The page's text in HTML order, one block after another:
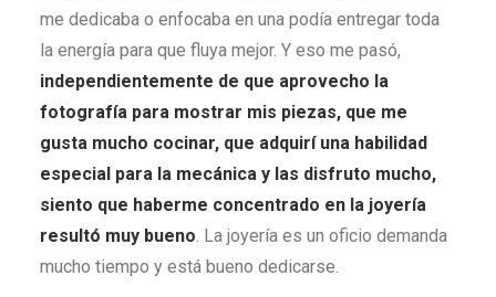
me dedicaba o enfocaba en una podía entregar toda
la energía para que fluya mejor. Y eso me pasó,
independientemente de que aprovecho la
fotografía para mostrar mis piezas, que me
gusta mucho cocinar, que adquirí una habilidad
especial para la mecánica y las disfruto mucho,
siento que haberme concentrado en la joyería
resultó muy bueno. La joyería es un oficio demanda
mucho tiempo y está bueno dedicarse.